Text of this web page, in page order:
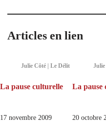
Articles en lien
Julie Côté | Le Délit
La pause culturelle
17 novembre 2009
La pause
20 octobre